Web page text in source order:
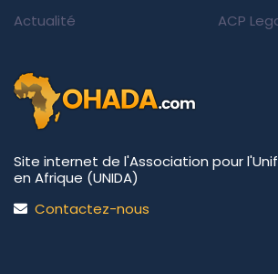
Actualité
ACP
Site internet de l'Association pour
en Afrique (UNIDA)
Contactez-nous